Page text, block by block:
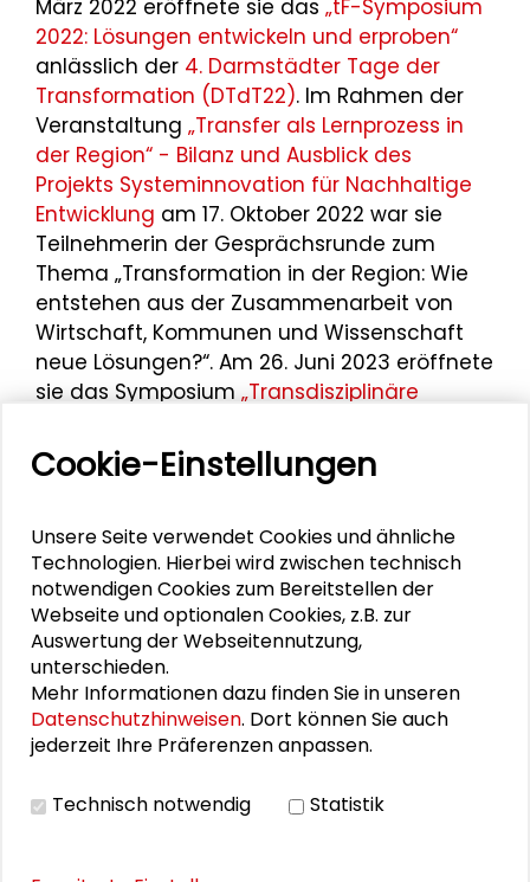
März 2022 eröffnete sie das „tF-Symposium
2022: Lösungen entwickeln und erproben“
anlässlich der 4. Darmstädter Tage der
Transformation (DTdT22). Im Rahmen der
Veranstaltung „Transfer als Lernprozess in
der Region“ - Bilanz und Ausblick des
Projekts Systeminnovation für Nachhaltige
Entwicklung am 17. Oktober 2022 war sie
Teilnehmerin der Gesprächsrunde zum
Thema „Transformation in der Region: Wie
entstehen aus der Zusammenarbeit von
Wirtschaft, Kommunen und Wissenschaft
neue Lösungen?“. Am 26. Juni 2023 eröffnete
sie das Symposium „Transdisziplinäre
im Rahmen derDarmstädter Tage der
Transformation 2023 (DTdT23)stattfand.
Lenkungsgruppe derDarmstädter Tage der
Transformation 2024 (DTdT24)an.
Personen im Kontext
Arnd Steinmetz
Alexander Gemeinhardt
Cookie-Einstellungen
Unsere Seite verwendet Cookies und ähnliche
Technologien. Hierbei wird zwischen technisch
notwendigen Cookies zum Bereitstellen der
Webseite und optionalen Cookies, z.B. zur
Auswertung der Webseitennutzung,
unterschieden.
Mehr Informationen dazu finden Sie in unseren
Datenschutzhinweisen. Dort können Sie auch
jederzeit Ihre Präferenzen anpassen.
Technisch notwendig Statistik